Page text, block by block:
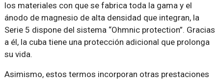
los materiales con que se fabrica toda la gama y el
ánodo de magnesio de alta densidad que integran, la
Serie 5 dispone del sistema “Ohmnic protection”. Gracias
a él, la cuba tiene una protección adicional que prolonga
su vida.
Asimismo, estos termos incorporan otras prestaciones